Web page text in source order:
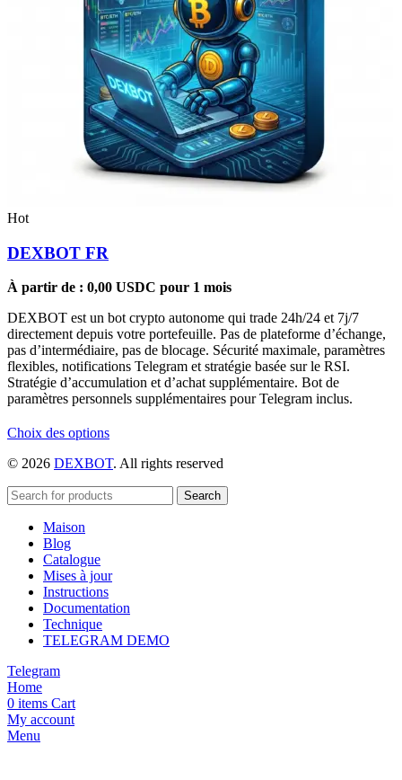
Hot
DEXBOT FR
À partir de : 0,00 USDC pour 1 mois
DEXBOT est un bot crypto autonome qui trade 24h/24 et 7j/7
directement depuis votre portefeuille. Pas de plateforme d’échange,
pas d’intermédiaire, pas de blocage. Sécurité maximale, paramètres
flexibles, notifications Telegram et stratégie basée sur le RSI.
Stratégie d’accumulation et d’achat supplémentaire. Bot de
paramètres personnels supplémentaires pour Telegram inclus.
Choix des optionsCe
a
variations.
choisies
la
du
© 2026 DEXBOT. All rights reserved
Search
Maison
Blog
Catalogue
Mises à jour
Instructions
Documentation
Technique
TELEGRAM DEMO
Telegram
Home
0 items Cart
My account
Menu